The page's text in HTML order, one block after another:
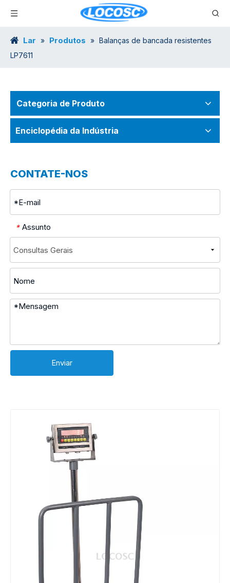
Lar » Produtos » Balanças de bancada resistentes
LP7611
Categoria de Produto
Enciclopédia da Indústria
CONTATE-NOS
* Assunto
Enviar